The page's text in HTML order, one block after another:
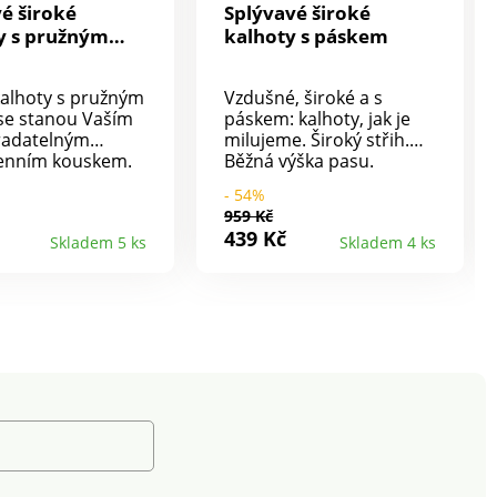
široké
s pružným
s pružným
stanou Vaším
kouskem.
na
pas.
střih.
Skladem 5 ks
Splývavé široké
kalhoty s páskem
Vzdušné, široké a s
páskem: kalhoty, jak je
milujeme. Široký střih.
Běžná výška pasu.
odnímatelný pásek na
zavázání. Vpředu plochý
pas, vzadu celopružný. 2
- 54%
959 Kč
439 Kč Skladem 4 ks